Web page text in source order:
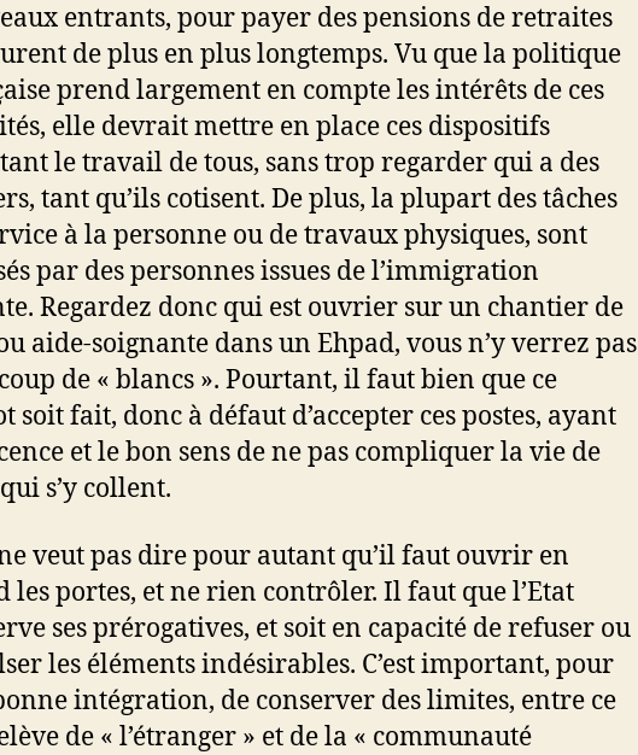
entrants, pour payer des pensions de retraites
de plus en plus longtemps. Vu que la politique
prend largement en compte les intérêts de ces
elle devrait mettre en place ces dispositifs
le travail de tous, sans trop regarder qui a des
tant qu’ils cotisent. De plus, la plupart des tâches
à la personne ou de travaux physiques, sont
par des personnes issues de l’immigration
Regardez donc qui est ouvrier sur un chantier de
aide-soignante dans un Ehpad, vous n’y verrez pas
de « blancs ». Pourtant, il faut bien que ce
soit fait, donc à défaut d’accepter ces postes, ayant
et le bon sens de ne pas compliquer la vie de
s’y collent.
veut pas dire pour autant qu’il faut ouvrir en
les portes, et ne rien contrôler. Il faut que l’Etat
ses prérogatives, et soit en capacité de refuser ou
les éléments indésirables. C’est important, pour
intégration, de conserver des limites, entre ce
de « l’étranger » et de la « communauté